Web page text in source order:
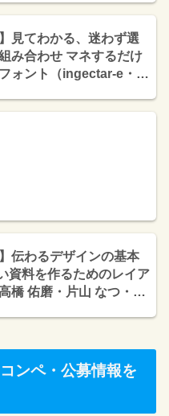
見てわかる、迷わず選
み合わせ マネするだけ
ォント（ingectar-e・イ
伝わるデザインの基本
資料を作るためのレイア
橋 佑磨・片山 なつ・技
ンペ・公募情報を